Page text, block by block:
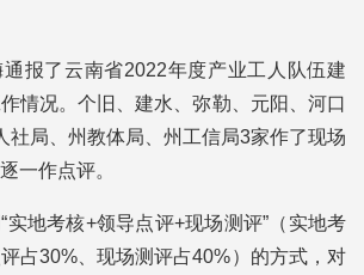
报了云南省2022年度产业工人队伍建
情况。个旧、建水、弥勒、元阳、河口
社局、州教体局、州工信局3家作了现场
一作点评。
实地考核+领导点评+现场测评”（实地考
占30%、现场测评占40%）的方式，对